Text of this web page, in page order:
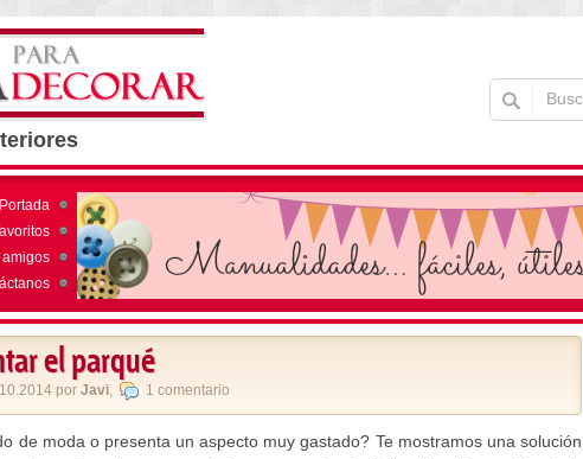
Portada
amigos
el parqué
por Javi, 1 comentario
de moda o presenta un aspecto muy gastado? Te mostramos una solución